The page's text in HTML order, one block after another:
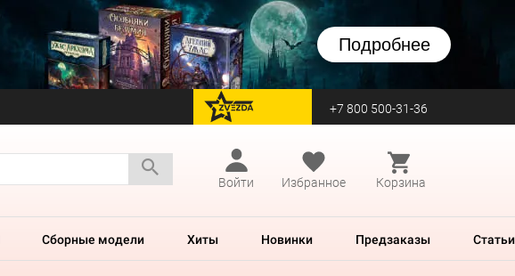
Подробнее
перейти на Zvezda +7 800 500-31-36
Войти
Избранное Корзина
Сборные модели Хиты Новинки Предзаказы Статьи